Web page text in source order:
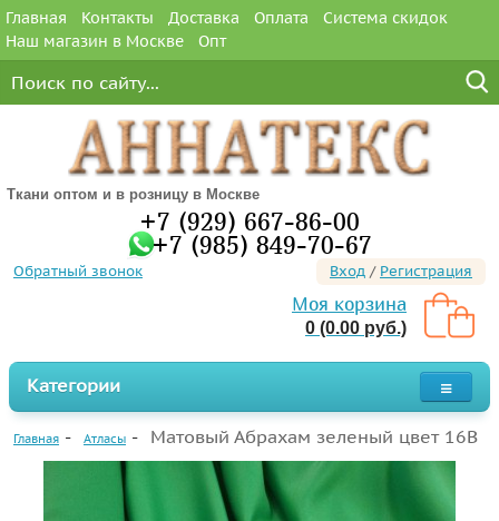
Главная Контакты Доставка Оплата
Система скидок
Наш магазин в Москве
Опт
Ткани оптом и в розницу в Москве
+7 (929) 667-86-00
+7 (985) 849-70-67
Обратный звонок Вход / Регистрация
Моя корзина
0 (0.00 руб.)
Категории
Главная Атласы Матовый Абрахам зеленый цвет 16В